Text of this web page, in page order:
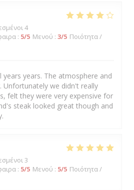
4
: 5/5 Μενού : 3/5 Ποιότητα /
years. The atmosphere and
Unfortunately we didn't really
felt they were very expensive for
steak looked great though and
3
: 5/5 Μενού : 5/5 Ποιότητα /